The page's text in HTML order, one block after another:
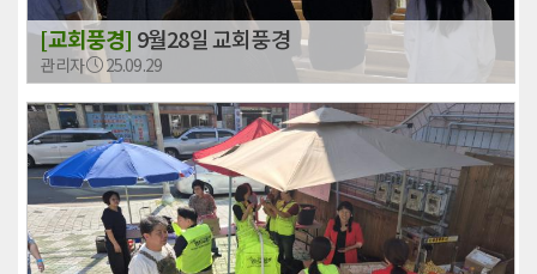
[교회풍경] 9월28일 교회풍경
관리자 25.09.29